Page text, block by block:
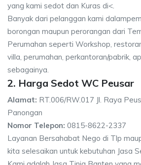
yang kami sedot dan Kuras di<.
Banyak dari pelanggan kami
borongan maupun perorangan dari
Perumahan seperti Workshop,
villa, perumahan, perkantoran/pabrik,
sebagainya.
2. Harga Sedot WC Peusar
Alamat: RT.006/RW.017 Jl. Raya
Panongan
Nomor Telepon: 0815-8622-2337
Layanan Bersahabat Nego di Tlp
kita selesaikan untuk kebutuhan Jasa